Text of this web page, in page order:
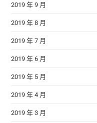
2019 年 9 月
2019 年 8 月
2019 年 7 月
2019 年 6 月
2019 年 5 月
2019 年 4 月
2019 年 3 月